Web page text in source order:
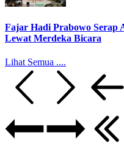
Fajar Hadi Prabowo Serap
Lewat Merdeka Bicara
Lihat Semua ....